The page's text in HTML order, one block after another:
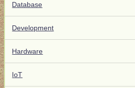
Database
Development
Hardware
IoT